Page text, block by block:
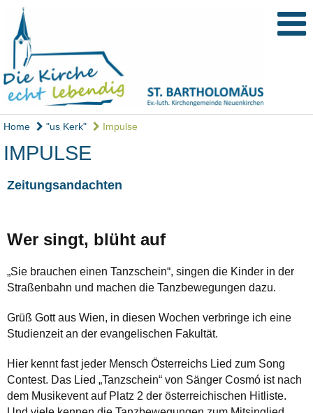
Home "us Kerk" Impulse
IMPULSE
Zeitungsandachten
Wer singt, blüht auf
„Sie brauchen einen Tanzschein“, singen die Kinder in der
Straßenbahn und machen die Tanzbewegungen dazu.
Grüß Gott aus Wien, in diesen Wochen verbringe ich eine
Studienzeit an der evangelischen Fakultät.
Hier kennt fast jeder Mensch Österreichs Lied zum Song
Contest. Das Lied „Tanzschein“ von Sänger Cosmó ist nach
dem Musikevent auf Platz 2 der österreichischen Hitliste.